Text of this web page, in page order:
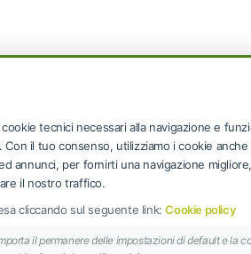
tecnici necessari alla navigazione e
Con il tuo consenso, utilizziamo i cookie
annunci, per fornirti una navigazione
il nostro traffico.
cliccando sul seguente link:Cookie policy
il permanere delle impostazioni di default e la